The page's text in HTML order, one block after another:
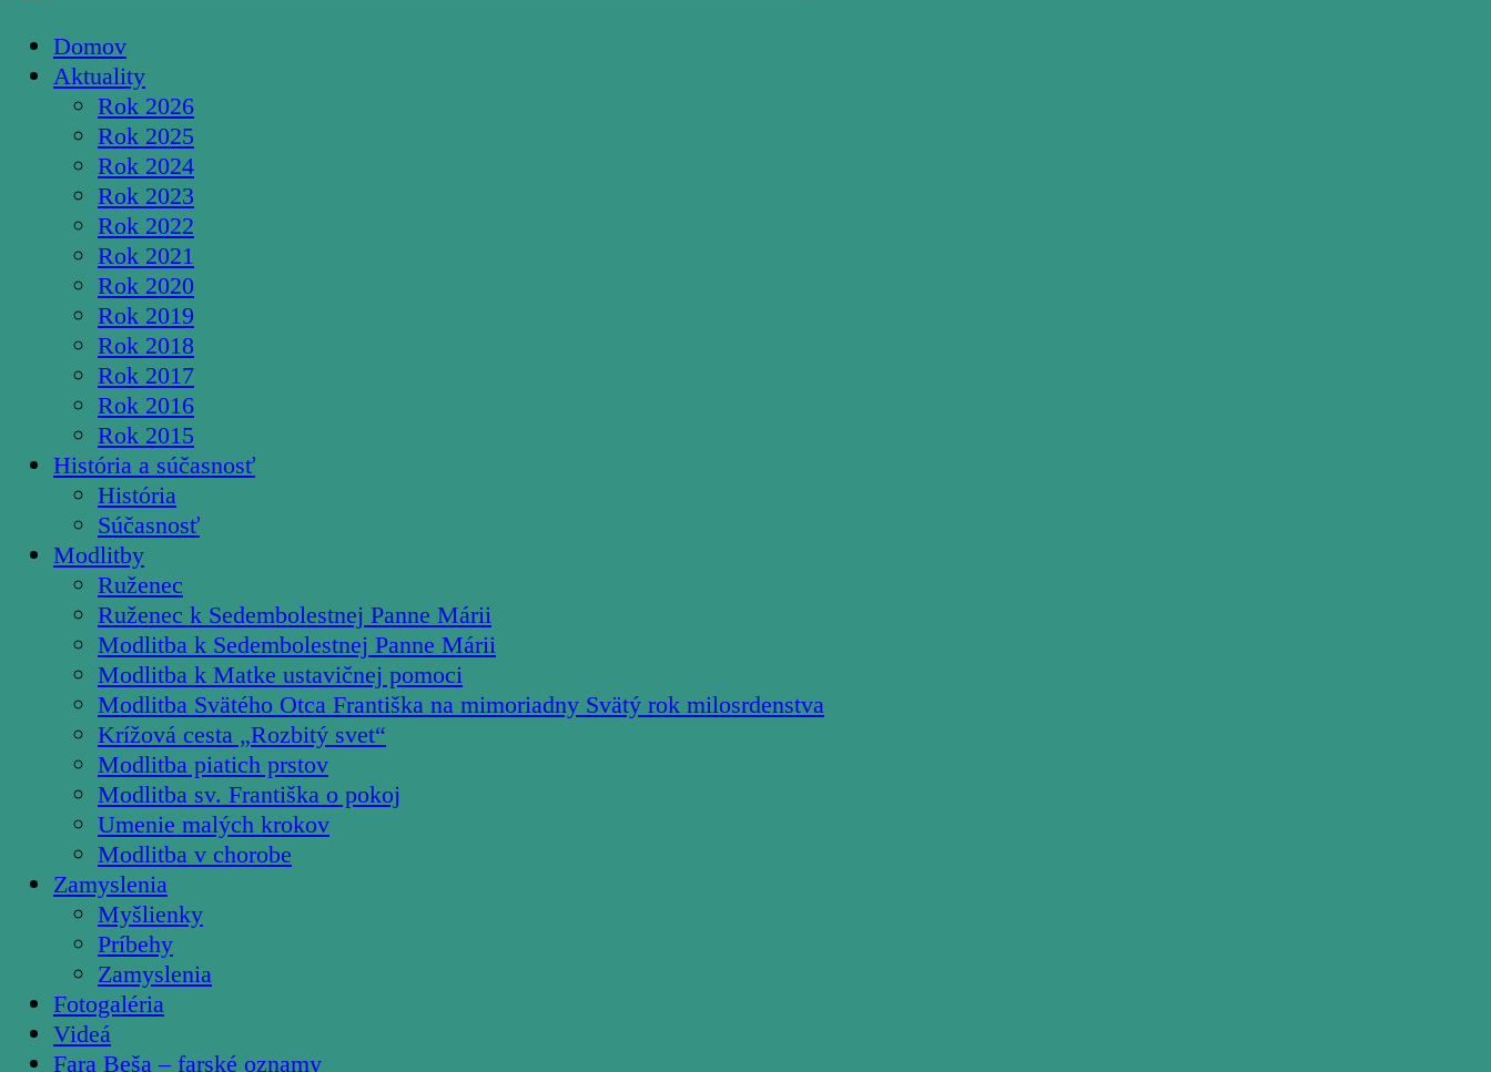
Domov
Aktuality
Rok 2026
Rok 2025
Rok 2024
Rok 2023
Rok 2022
Rok 2021
Rok 2020
Rok 2019
Rok 2018
Rok 2017
Rok 2016
Rok 2015
História a súčasnosť
História
Súčasnosť
Modlitby
Ruženec
Ruženec k Sedembolestnej Panne Márii
Modlitba k Sedembolestnej Panne Márii
Modlitba k Matke ustavičnej pomoci
Modlitba Svätého Otca Františka na mimoriadny Svätý rok milosrdenstva
Krížová cesta „Rozbitý svet“
Modlitba piatich prstov
Modlitba sv. Františka o pokoj
Umenie malých krokov
Modlitba v chorobe
Zamyslenia
Myšlienky
Príbehy
Zamyslenia
Fotogaléria
Videá
Fara Beša – farské oznamy